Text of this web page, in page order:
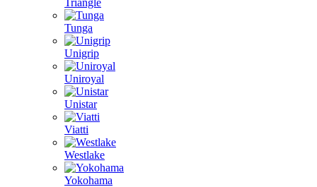
Triangle
Tunga
Unigrip
Uniroyal
Unistar
Viatti
Westlake
Yokohama